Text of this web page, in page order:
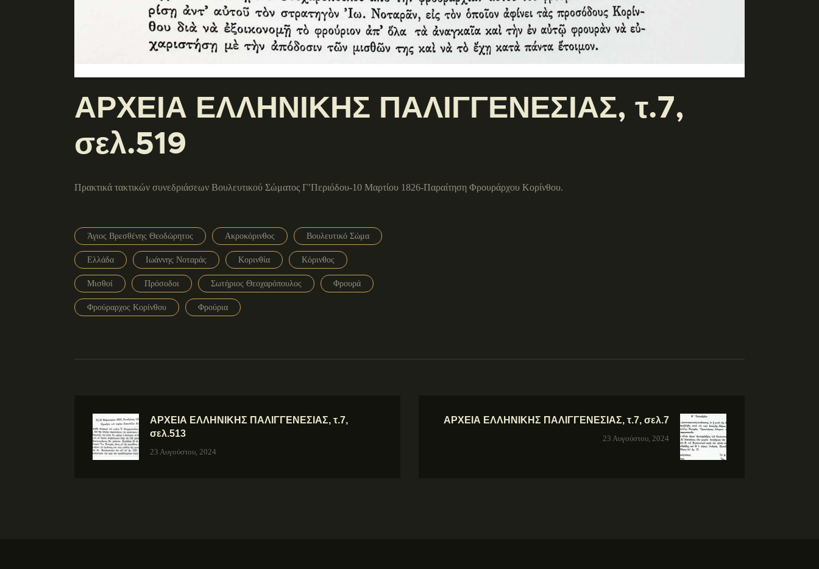
ΑΡΧΕΙΑ ΕΛΛΗΝΙΚΗΣ ΠΑΛΙΓΓΕΝΕΣΙΑΣ, τ.7,
σελ.519
Πρακτικά τακτικών συνεδριάσεων Βουλευτικού Σώματος Γ’Περιόδου-10 Μαρτίου 1826-Παραίτηση Φρουράρχου Κορίνθου.
Άγιος Βρεσθένης Θεοδώρητος Ακροκόρινθος Βουλευτικό Σώμα
Ελλάδα Ιωάννης Νοταράς Κορινθία Κόρινθος
Μισθοί Πρόσοδοι Σωτήριος Θεοχαρόπουλος Φρουρά
Φρούραρχος Κορίνθου Φρούρια
ΑΡΧΕΙΑ ΕΛΛΗΝΙΚΗΣ ΠΑΛΙΓΓΕΝΕΣΙΑΣ, τ.7,
σελ.513
23 Αυγούστου, 2024
ΑΡΧΕΙΑ ΕΛΛΗΝΙΚΗΣ ΠΑΛΙΓΓΕΝΕΣΙΑΣ, τ.7, σελ.7
23 Αυγούστου, 2024